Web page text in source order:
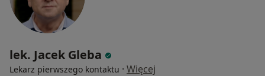
lek. Jacek Gleba
Lekarz pierwszego kontaktu · Więcej